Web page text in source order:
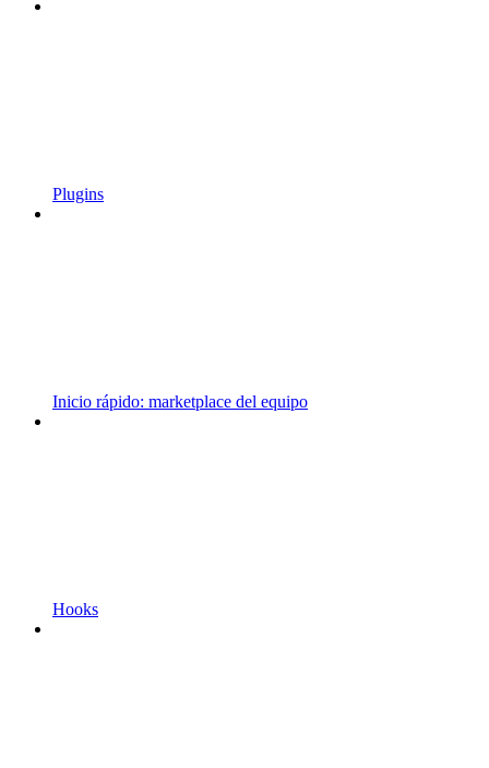
Plugins
Inicio rápido: marketplace del equipo
Hooks